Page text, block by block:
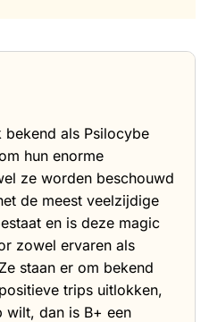
bekend als Psilocybe
hun enorme
ze worden beschouwd
de meest veelzijdige
en is deze magic
zowel ervaren als
staan er om bekend
trips uitlokken,
wilt, dan is B+ een